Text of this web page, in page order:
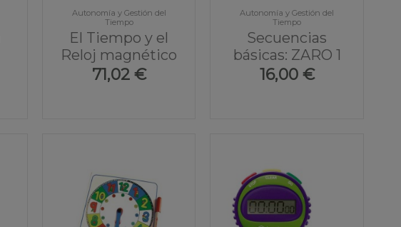
Autonomía y Gestión del
Tiempo
El Tiempo y el
Reloj magnético
71,02 €
Autonomía y Gestión del
Tiempo
Secuencias
básicas: ZARO 1
16,00 €